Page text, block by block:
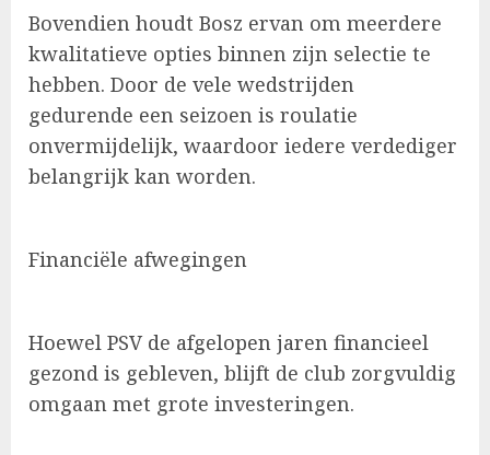
Bovendien houdt Bosz ervan om meerdere
kwalitatieve opties binnen zijn selectie te
hebben. Door de vele wedstrijden
gedurende een seizoen is roulatie
onvermijdelijk, waardoor iedere verdediger
belangrijk kan worden.
Financiële afwegingen
Hoewel PSV de afgelopen jaren financieel
gezond is gebleven, blijft de club zorgvuldig
omgaan met grote investeringen.